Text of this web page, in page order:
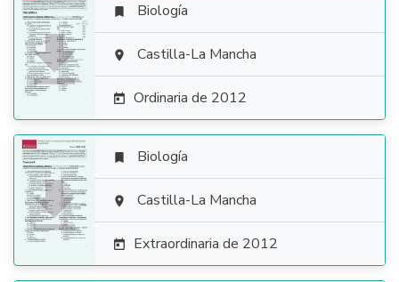

 Biología
 Castilla-La Mancha
 Ordinaria de 2012

 Biología
 Castilla-La Mancha
 Extraordinaria de 2012